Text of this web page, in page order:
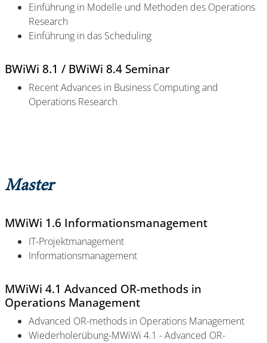
Einführung in Modelle und Methoden des Operations
Research
Einführung in das Scheduling
BWiWi 8.1 / BWiWi 8.4 Seminar
Recent Advances in Business Computing and
Operations Research
Master
MWiWi 1.6 Informationsmanagement
IT-Projektmanagement
Informationsmanagement
MWiWi 4.1 Advanced OR-methods in
Operations Management
Advanced OR-methods in Operations Management
Wiederholerübung-MWiWi 4.1 - Advanced OR-